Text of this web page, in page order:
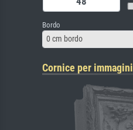
Bordo
0 cm bordo
Cornice per immagini